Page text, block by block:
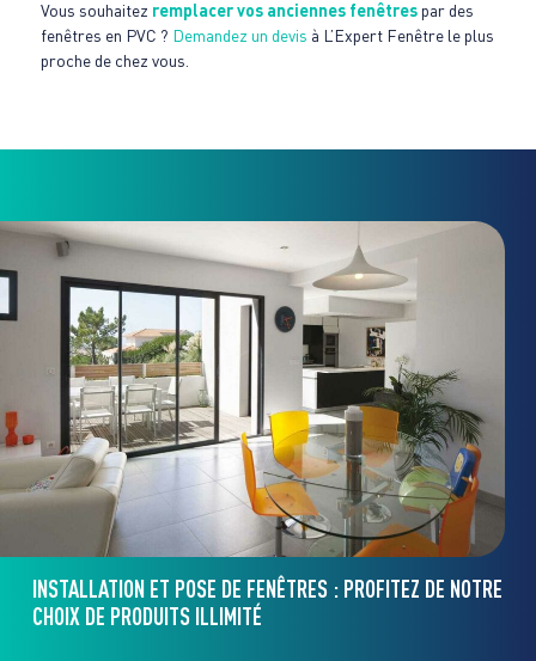
Vous souhaitez remplacer vos anciennes fenêtrespar des
fenêtres en PVC ? Demandez un devis à L’Expert Fenêtre le plus
proche de chez vous.
INSTALLATION ET POSE DE FENÊTRES : PROFITEZ DE NOTRE
CHOIX DE PRODUITS ILLIMITÉ